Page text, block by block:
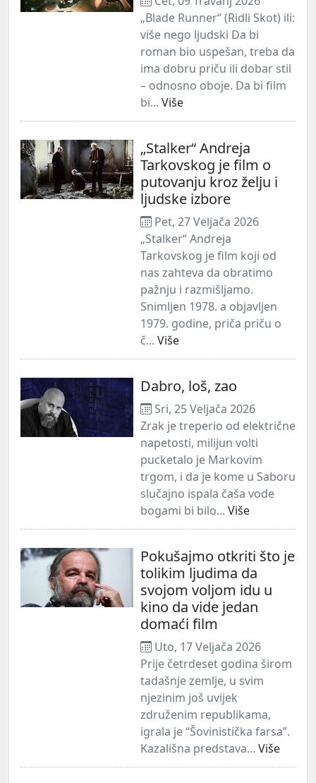
„Blade Runner“ (Ridli Skot) ili:
više nego ljudski Da bi
roman bio uspešan, treba da
ima dobru priču ili dobar stil
– odnosno oboje. Da bi film
bi... Više
„Stalker“ Andreja
Tarkovskog je film o
putovanju kroz želju i
ljudske izbore
Pet, 27 Veljača 2026
„Stalker“ Andreja
Tarkovskog je film koji od
nas zahteva da obratimo
pažnju i razmišljamo.
Snimljen 1978. a objavljen
1979. godine, priča priču o
č... Više
Dabro, loš, zao
Sri, 25 Veljača 2026
Zrak je treperio od električne
napetosti, milijun volti
pucketalo je Markovim
trgom, i da je kome u Saboru
slučajno ispala čaša vode
bogami bi bilo... Više
Pokušajmo otkriti što je
tolikim ljudima da
svojom voljom idu u
kino da vide jedan
domaći film
Uto, 17 Veljača 2026
Prije četrdeset godina širom
tadašnje zemlje, u svim
njezinim još uvijek
združenim republikama,
igrala je “Šovinistička farsa”.
Kazališna predstava... Više